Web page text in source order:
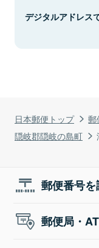
日本郵便トップ 郵
隠岐郡隠岐の島町
デジタルアドレス
郵便番号
郵便局・